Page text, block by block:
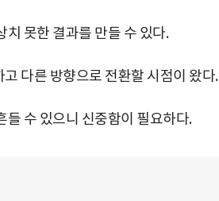
치 못한 결과를 만들 수 있다.
다른 방향으로 전환할 시점이 왔다.
들 수 있으니 신중함이 필요하다.